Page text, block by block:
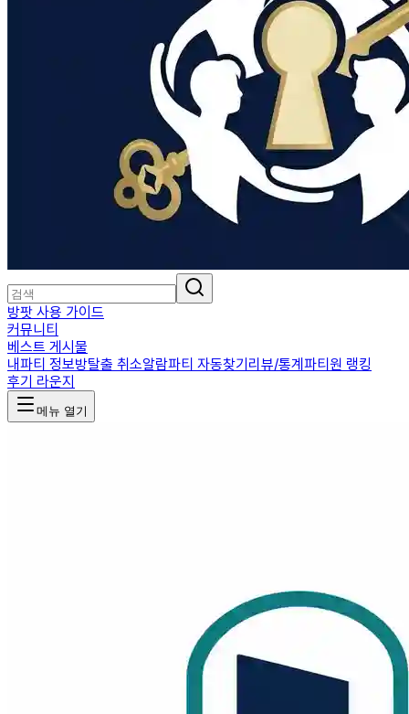
방팟 사용 가이드
커뮤니티
베스트 게시물
내파티 정보방탈출 취소알람파티 자동찾기리뷰/통계파티원 랭킹
후기 라운지
메뉴 열기